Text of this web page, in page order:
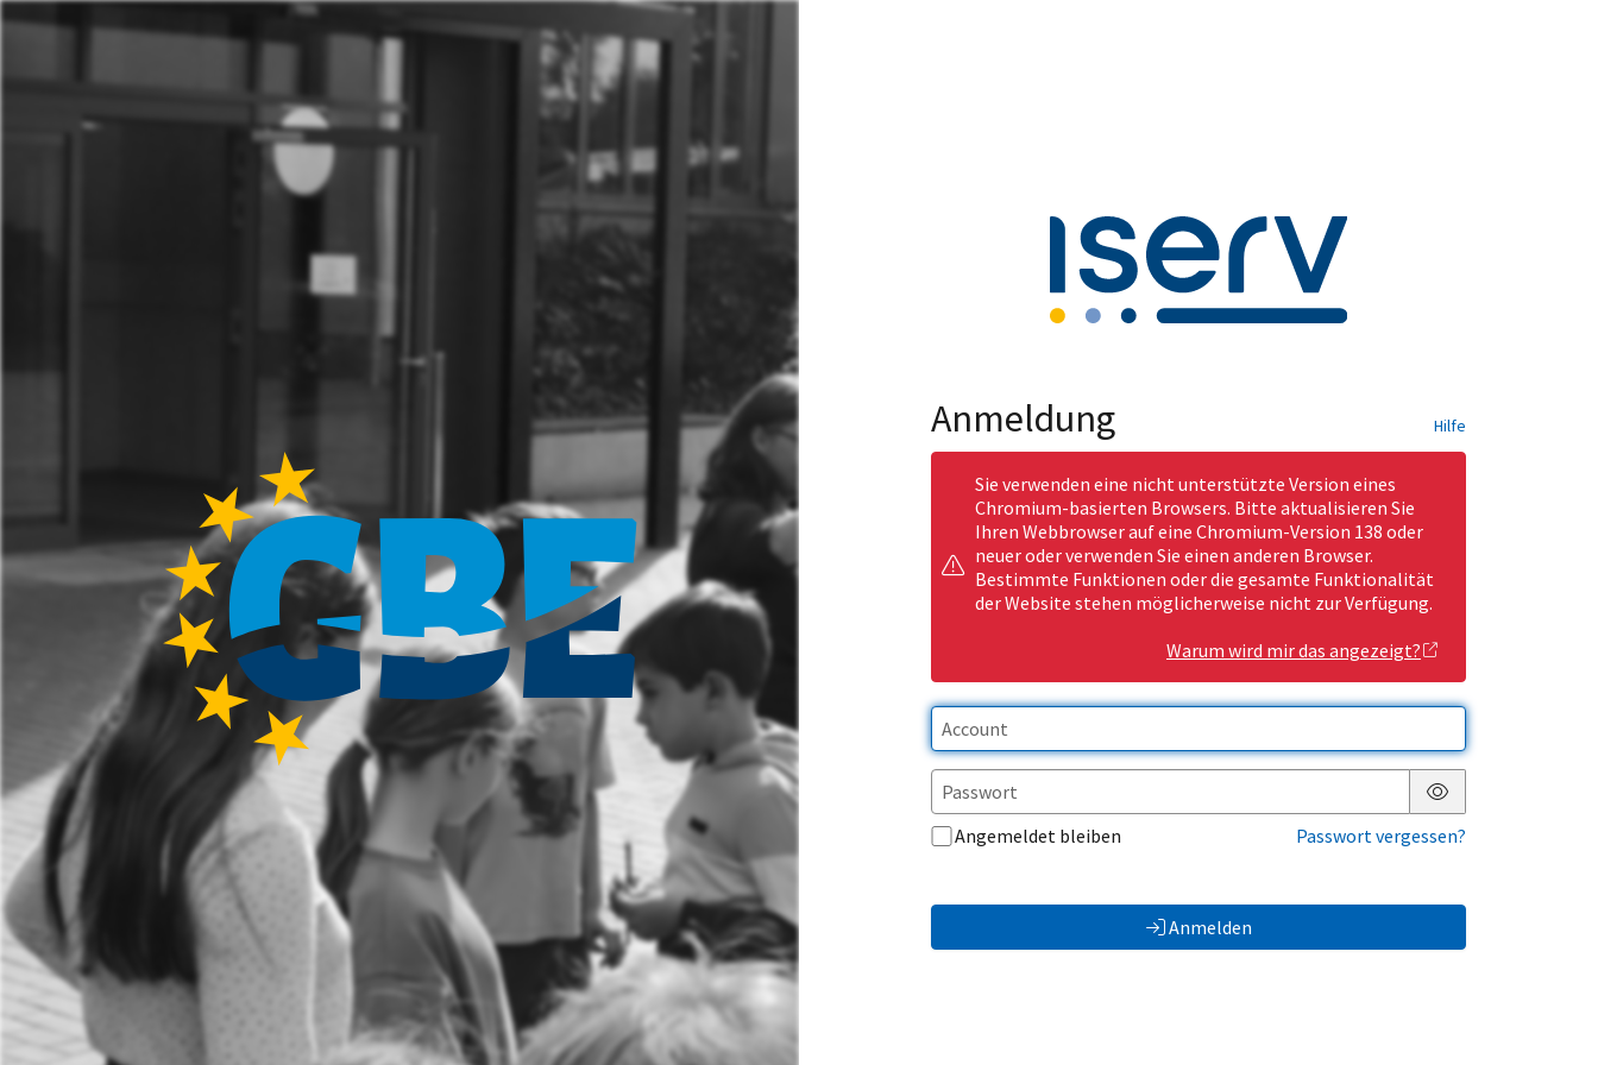
Anmeldung Hilfe
Sie verwenden eine nicht unterstützte Version eines
Chromium-basierten Browsers. Bitte aktualisieren Sie
Ihren Webbrowser auf eine Chromium-Version 138 oder
neuer oder verwenden Sie einen anderen Browser.
Bestimmte Funktionen oder die gesamte Funktionalität
der Website stehen möglicherweise nicht zur Verfügung.
Warum wird mir das angezeigt?
Passwort anzeigen
Angemeldet bleiben
Passwort vergessen?
Anmelden